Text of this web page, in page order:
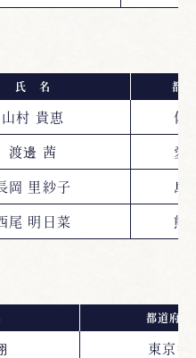
氏 名 都
山村 貴恵
佐
渡邊 茜 愛
岡 里紗子
島
尾 明日菜
熊
都道府県
東京都